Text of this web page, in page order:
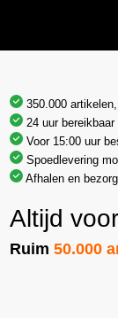
350.000
24 uur bereikbaar
Voor 15:00 uur
Spoedlevering
Afhalen en
Altijd
Ruim50.000